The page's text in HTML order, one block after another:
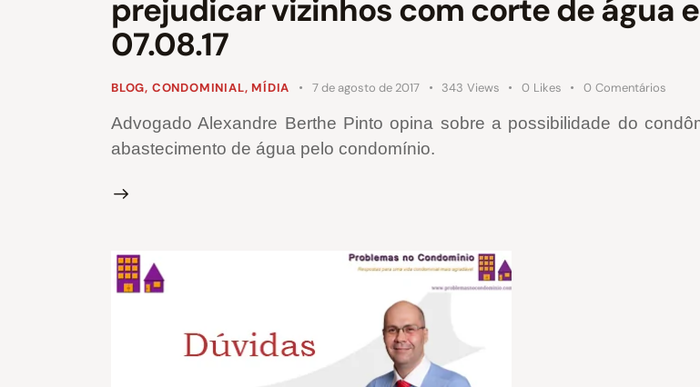
prejudicar vizinhos com corte de água
07.08.17
BLOG, CONDOMINIAL, MÍDIA 7 de agosto de 2017 343 Views 0 Likes 0 Comentários
Advogado Alexandre Berthe Pinto opina sobre a possibilidade do
abastecimento de água pelo condomínio.